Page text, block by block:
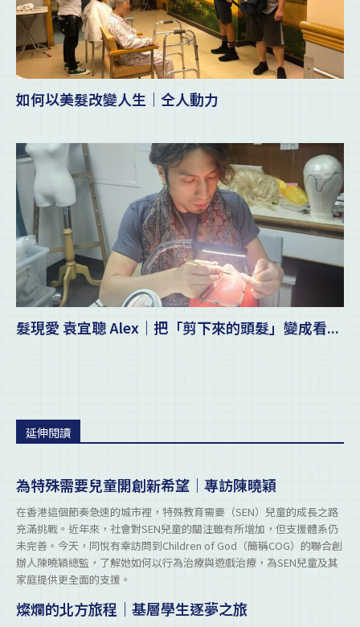
如何以美髮改變人生｜仝人動力
髮現愛 袁宜聰 Alex｜把「剪下來的頭髮」變成看...
延伸閱讀
為特殊需要兒童開創新希望｜專訪陳曉穎
在香港這個節奏急速的城市裡，特殊教育需要（SEN）兒童的成長之路
充滿挑戰。近年來，社會對SEN兒童的關注雖有所增加，但支援體系仍
未完善。今天，同悅有幸訪問到Children of God（簡稱COG）的聯合創
辦人陳曉穎總監，了解她如何以行為治療與遊戲治療，為SEN兒童及其
家庭提供更全面的支援。
燦爛的北方旅程｜基層學生逐夢之旅